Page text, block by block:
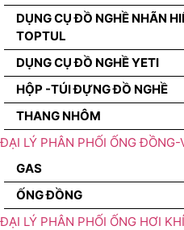
DỤNG CỤ ĐỒ NGHỀ NHÃN
TOPTUL
DỤNG CỤ ĐỒ NGHỀ YETI
HỘP -TÚI ĐỰNG ĐỒ NGHỀ
THANG NHÔM
ĐẠI LÝ PHÂN PHỐI ỐNG
GAS
ỐNG ĐỒNG
ĐẠI LÝ PHÂN PHỐI ỐNG HƠI